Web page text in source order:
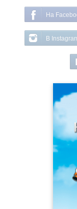
На
В